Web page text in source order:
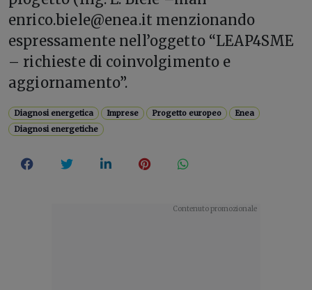
enrico.biele@enea.it menzionando
espressamente nell’oggetto “LEAP4SME
– richieste di coinvolgimento e
aggiornamento”.
Diagnosi energetica Imprese Progetto europeo
Enea
Diagnosi energetiche